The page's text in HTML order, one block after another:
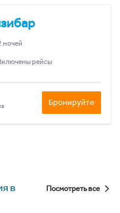
ночей
рейсы
Бронируйте
в
Посмотреть все